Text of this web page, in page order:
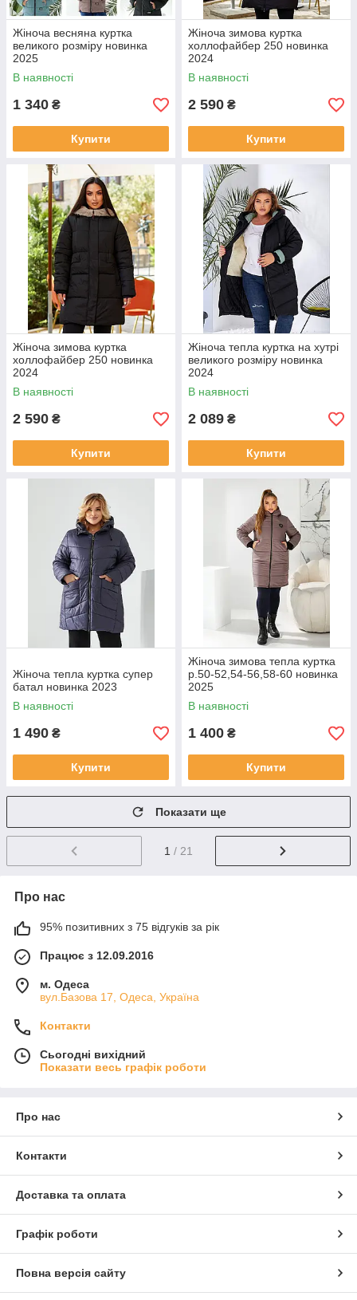
Жіноча весняна куртка
великого розміру новинка
2025
В наявності
1 340 ₴
Купити
Жіноча зимова куртка
холлофайбер 250 новинка
2024
В наявності
2 590 ₴
Купити
Жіноча зимова куртка
холлофайбер 250 новинка
2024
В наявності
2 590 ₴
Купити
Жіноча тепла куртка на хутрі
великого розміру новинка
2024
В наявності
2 089 ₴
Купити
Жіноча тепла куртка супер
батал новинка 2023
В наявності
1 490 ₴
Купити
Жіноча зимова тепла куртка
р.50-52,54-56,58-60 новинка
2025
В наявності
1 400 ₴
Купити
Показати ще
1 / 21
Про нас
95% позитивних з 75 відгуків за рік
Працює з 12.09.2016
м. Одеса
вул.Базова 17, Одеса, Україна
Контакти
Сьогодні вихідний
Показати весь графік роботи
Про нас
Контакти
Доставка та оплата
Графік роботи
Повна версія сайту